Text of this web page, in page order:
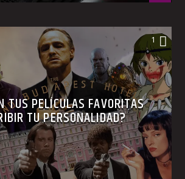
1
TUS PELÍCULAS FAVORITAS
TU PERSONALIDAD?